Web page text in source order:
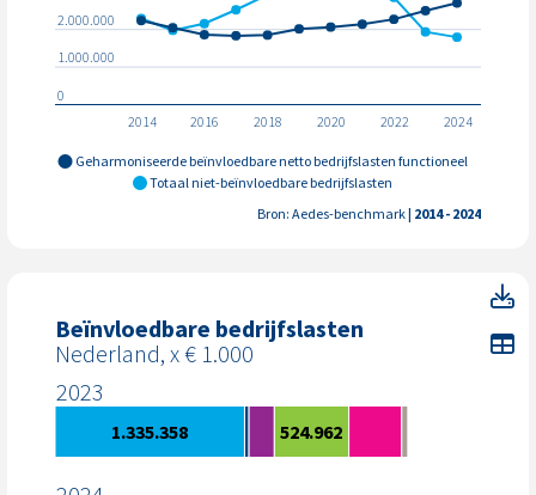
Geharmoniseerde beïnvloedbare netto bedrijfslasten functioneel
Totaal niet-beïnvloedbare bedrijfslasten
2014 2016 2018 2020 2022 2024
0
1.000.000
2.000.000
Bron: Aedes-benchmark| 2014 - 2024
Beïnvloedbare bedrijfslasten
Nederland, x € 1.000
2023
1.335.358 524.962